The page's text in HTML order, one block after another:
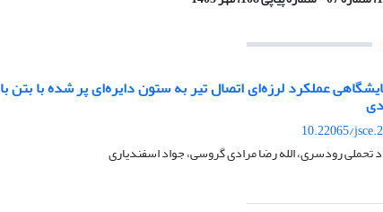
عملکرد لرزه‌ای اتصال تیر به ستون دایره‌ای پر شده با بتن با
10.22065/
تحملی رودسری، الله رضا مرادی گروسی، جواد اسفندیاری